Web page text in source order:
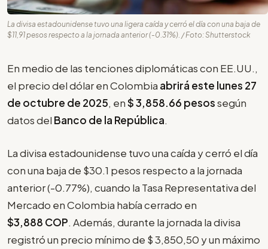
La divisa estadounidense tuvo una ligera caída y cerró el día con una baja de
$11,91 pesos respecto a la jornada anterior (-0.31%). / Foto: Shutterstock
En medio de las tenciones diplomáticas con EE.UU.,
el precio del dólar en Colombia abrirá este lunes 27
de octubre de 2025, en$3,858.66 pesossegún
datos del Banco de la República.
La divisa estadounidense tuvo una caída y cerró el día
con una baja de $30.1 pesos respecto a la jornada
anterior (-0.77%), cuando la Tasa Representativa del
Mercado en Colombia había cerrado en
$3,888 COP. Además, durante la jornada la divisa
registró un precio mínimo de $ 3,850,50 y un máximo